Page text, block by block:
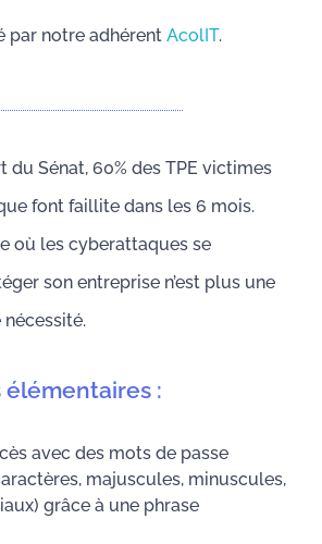
par notre adhérentAcolIT.
du Sénat, 60% des TPE victimes
font faillite dans les 6 mois.
où les cyberattaques se
son entreprise n’est plus une
élémentaires :
avec des mots de passe
majuscules, minuscules,
grâce à une phrase